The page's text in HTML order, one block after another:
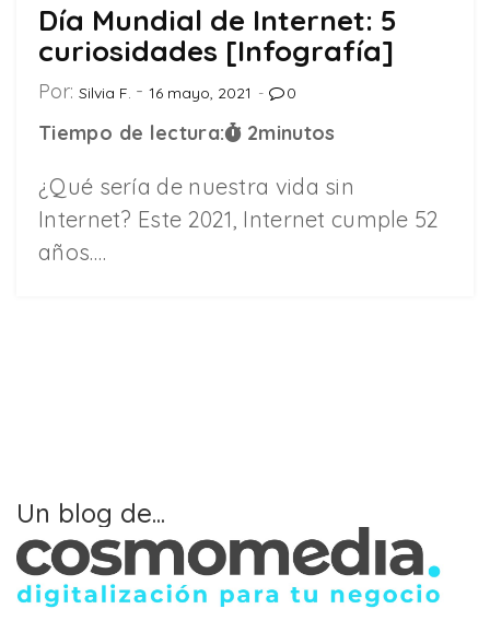
Día Mundial de Internet: 5
curiosidades [Infografía]
Por: Silvia F. 16 mayo, 2021 0
Tiempo de lectura: 2minutos
¿Qué sería de nuestra vida sin
Internet? Este 2021, Internet cumple 52
años.…
Un blog de...